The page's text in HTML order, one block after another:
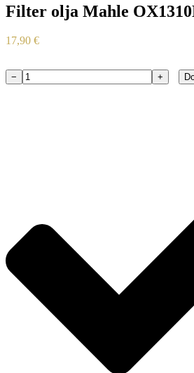
Filter olja Mahle
17,90 €
Filter
− +